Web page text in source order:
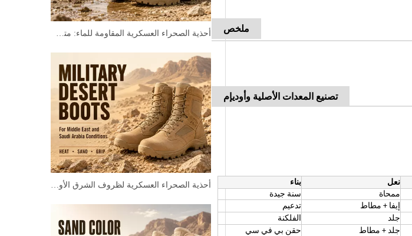
ملخص
تصنيع المعدات الأصلية وأوديإم
نعل
بناء
ممحاة
سنة جيدة
إيفا + مطاط
تدعيم
جلد
الفلكنة
جلد + مطاط
حقن بي في سي